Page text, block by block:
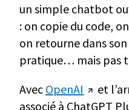
un simple chatbot
: on copie du code,
on retourne dans son
pratique… mais pas
Avec OpenAI
et
associé à ChatGPT